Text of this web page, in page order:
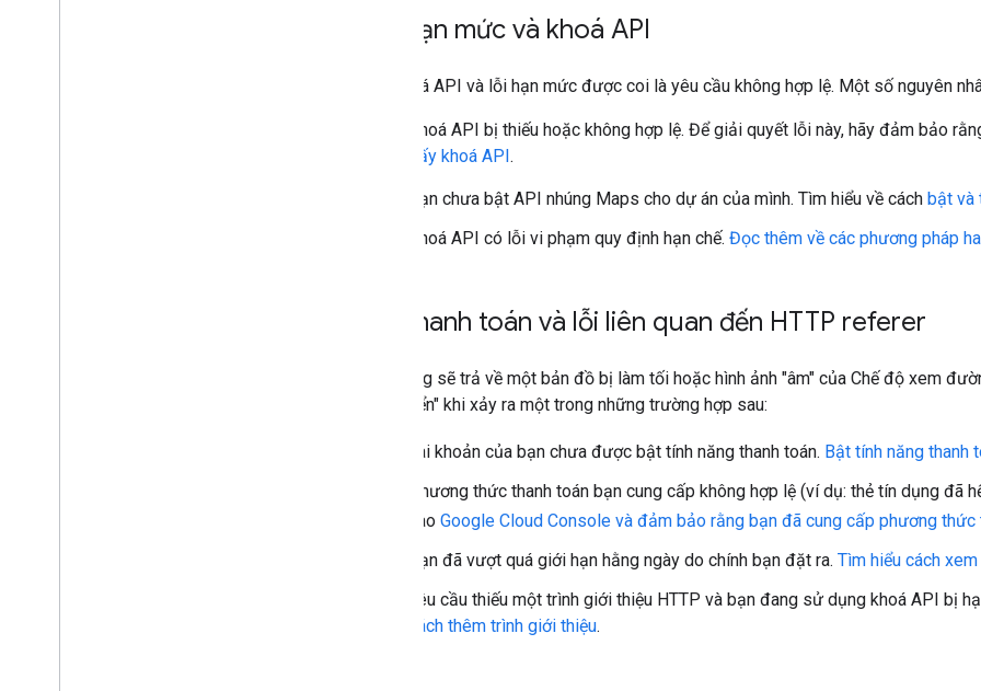
Lỗi hạn mức và khoá API
Lỗi khoá API và lỗi hạn mức được coi là yêu cầu không hợp lệ. Một số nguyên
Khoá API bị thiếu hoặc không hợp lệ. Để giải quyết lỗi này, hãy đảm bảo
Lấy khoá API.
Bạn chưa bật API nhúng Maps cho dự án của mình. Tìm hiểu về cách bật và
Khoá API có lỗi vi phạm quy định hạn chế. Đọc thêm về các phương pháp
Lỗi thanh toán và lỗi liên quan đến HTTP referer
Hệ thống sẽ trả về một bản đồ bị làm tối hoặc hình ảnh "âm" của Chế độ xem
phát triển" khi xảy ra một trong những trường hợp sau:
Tài khoản của bạn chưa được bật tính năng thanh toán. Bật tính năng thanh
Phương thức thanh toán bạn cung cấp không hợp lệ (ví dụ: thẻ tín dụng đã
vào Google Cloud Console và đảm bảo rằng bạn đã cung cấp phương thức
Bạn đã vượt quá giới hạn hằng ngày do chính bạn đặt ra. Tìm hiểu cách
Yêu cầu thiếu một trình giới thiệu HTTP và bạn đang sử dụng khoá API bị
cách thêm trình giới thiệu.